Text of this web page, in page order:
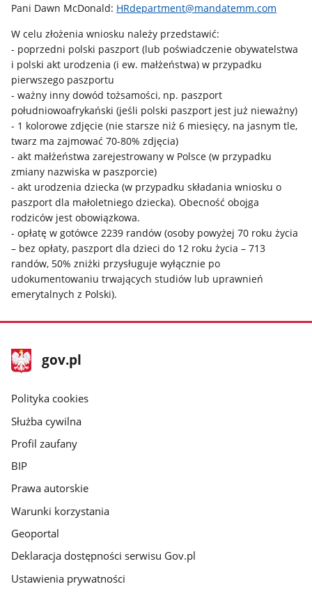
Pani Dawn McDonald: HRdepartment@mandatemm.com
W celu złożenia wniosku należy przedstawić:
- poprzedni polski paszport (lub poświadczenie obywatelstwa
i polski akt urodzenia (i ew. małżeństwa) w przypadku
pierwszego paszportu
- ważny inny dowód tożsamości, np. paszport
południowoafrykański (jeśli polski paszport jest już nieważny)
- 1 kolorowe zdjęcie (nie starsze niż 6 miesięcy, na jasnym tle,
twarz ma zajmować 70-80% zdjęcia)
- akt małżeństwa zarejestrowany w Polsce (w przypadku
zmiany nazwiska w paszporcie)
- akt urodzenia dziecka (w przypadku składania wniosku o
paszport dla małoletniego dziecka). Obecność obojga
rodziców jest obowiązkowa.
- opłatę w gotówce 2239 randów (osoby powyżej 70 roku życia
– bez opłaty, paszport dla dzieci do 12 roku życia – 713
randów, 50% zniżki przysługuje wyłącznie po
udokumentowaniu trwających studiów lub uprawnień
emerytalnych z Polski).
stopka
gov.pl
Strona
gov.pl
gov.pl
Polityka cookies
Służba cywilna
Profil zaufany
BIP
Prawa autorskie
Warunki korzystania
Geoportal
Deklaracja dostępności serwisu Gov.pl
Ustawienia prywatności